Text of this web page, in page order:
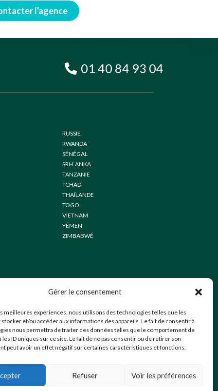
Gérer le consentement
meilleures expériences, nous utilisons des technologies telles que les
et/ou accéder aux informations des appareils. Le fait de consentir à
nous permettra de traiter des données telles que le comportement de
les ID uniques sur ce site. Le fait de ne pas consentir ou de retirer son
peut avoir un effet négatif sur certaines caractéristiques et fonctions.
Refuser Voir les préférences
l'agence
01 40 84 93 04
RUSSIE
RWANDA
SÉNÉGAL
SRI-LANKA
TANZANIE
TCHAD
THAÏLANDE
TOGO
VIETNAM
YÉMEN
ZIMBABWÉ